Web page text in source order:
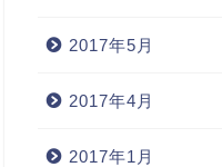
2007年6月12日
2017年5月
2017年4月
2017年1月